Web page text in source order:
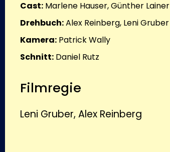
Cast: Marlene Hauser, Günther Lainer
Drehbuch:Alex Reinberg, Leni Gruber
Kamera: Patrick Wally
Schnitt: Daniel Rutz
Filmregie
Leni Gruber, Alex Reinberg